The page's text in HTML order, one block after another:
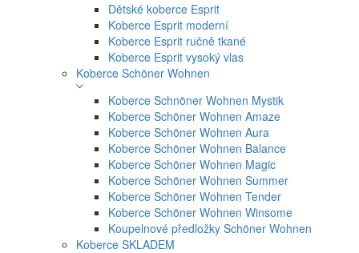
Dětské koberce Esprit
Koberce Esprit moderní
Koberce Esprit ručně tkané
Koberce Esprit vysoký vlas
Koberce Schöner Wohnen
Koberce Schnöner Wohnen Mystik
Koberce Schöner Wohnen Amaze
Koberce Schöner Wohnen Aura
Koberce Schöner Wohnen Balance
Koberce Schöner Wohnen Magic
Koberce Schöner Wohnen Summer
Koberce Schöner Wohnen Tender
Koberce Schöner Wohnen Winsome
Koupelnové předložky Schöner Wohnen
Koberce SKLADEM